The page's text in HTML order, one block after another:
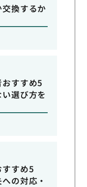
換するか
すすめ5
選び方を
すめ5
の対応・